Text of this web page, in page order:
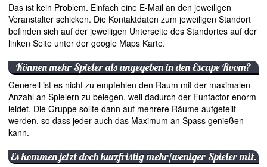
Das ist kein Problem. Einfach eine E-Mail an den jeweiligen
Veranstalter schicken. Die Kontaktdaten zum jeweiligen Standort
befinden sich auf der jeweiligen Unterseite des Standortes auf der
linken Seite unter der google Maps Karte.
Können mehr Spieler als angegeben in den Escape Room?
Generell ist es nicht zu empfehlen den Raum mit der maximalen
Anzahl an Spielern zu belegen, weil dadurch der Funfactor enorm
leidet. Die Gruppe sollte dann auf mehrere Räume aufgeteilt
werden, so dass jeder auch das Maximum an Spass genießen
kann.
Es kommen jetzt doch kurzfristig mehr/weniger Spieler mit.